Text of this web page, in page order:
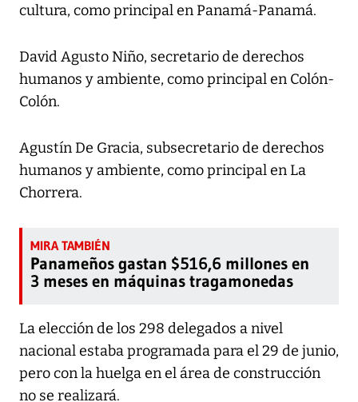
cultura, como principal en Panamá-Panamá.
David Agusto Niño, secretario de derechos
humanos y ambiente, como principal en Colón-
Colón.
Agustín De Gracia, subsecretario de derechos
humanos y ambiente, como principal en La
Chorrera.
Panameños gastan $516,6 millones en
3 meses en máquinas tragamonedas
La elección de los 298 delegados a nivel
nacional estaba programada para el 29 de junio,
pero con la huelga en el área de construcción
no se realizará.